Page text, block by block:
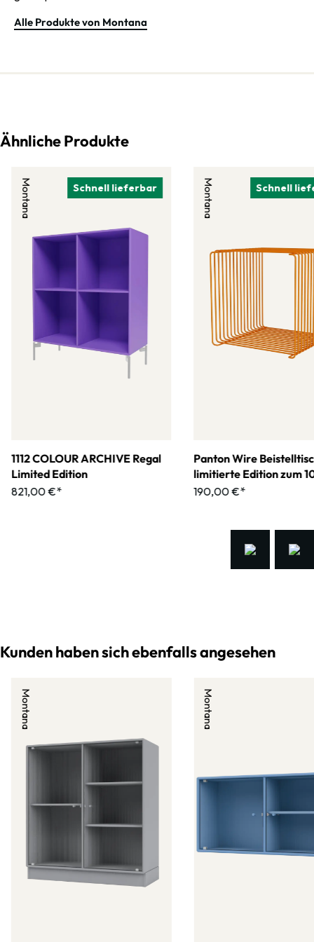
Alle Produkte von Montana
Ähnliche Produkte
Schnell lieferbar
Montana
1112 COLOUR ARCHIVE Regal
Limited Edition
821,00 €*
Schnell
Montana
Panton Wire
limitierte Edition zum
jährigen Jubiläum
190,00 €*
Kunden haben sich ebenfalls angesehen
Montana Montana